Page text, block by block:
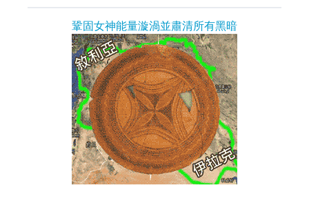
鞏固女神能量漩渦並肅清所有黑暗